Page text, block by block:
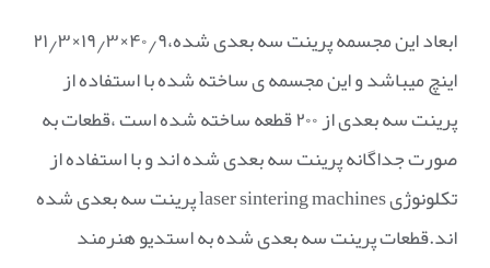
ابعاد این مجسمه پرینت سه بعدی شده،۴۰٫۹×۱۹٫۳×۲۱٫۳
اینچ میباشد و این مجسمه ی ساخته شده با استفاده از
پرینت سه بعدی از ۲۰۰ قطعه ساخته شده است ،قطعات به
صورت جداگانه پرینت سه بعدی شده اند و با استفاده از
تکلونوژی laser sintering machines پرینت سه بعدی شده
اند.قطعات پرینت سه بعدی شده به استدیو هنرمند